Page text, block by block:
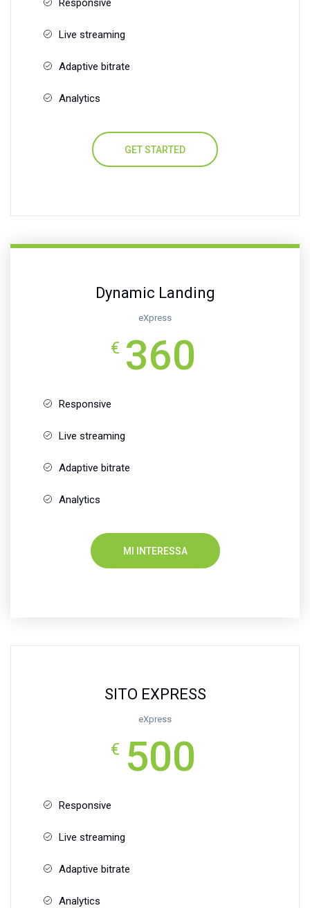
Responsive
Live streaming
Adaptive bitrate
Analytics
GET STARTED
Dynamic Landing
eXpress
€ 360
Responsive
Live streaming
Adaptive bitrate
Analytics
MI INTERESSA
SITO EXPRESS
eXpress
€ 500
Responsive
Live streaming
Adaptive bitrate
Analytics